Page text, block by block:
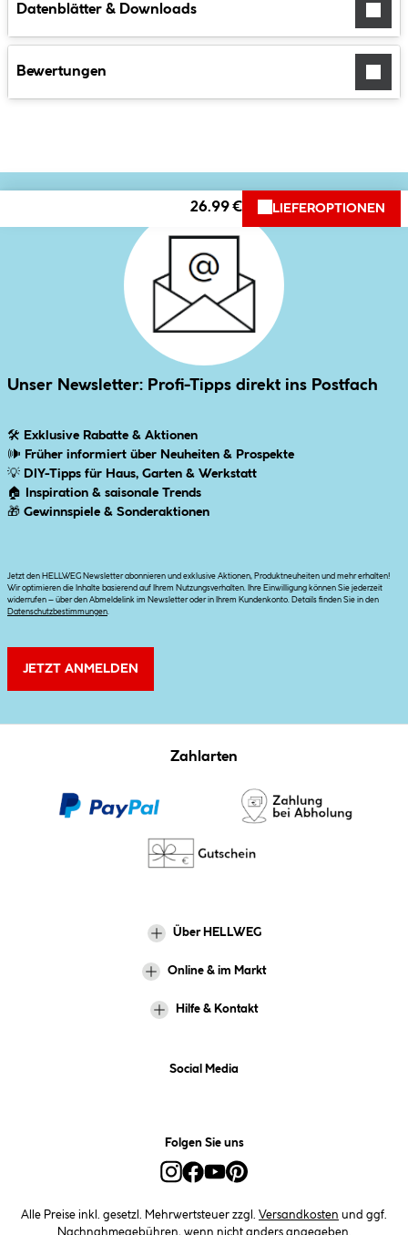
Datenblätter & Downloads
Bewertungen
26.99 € LIEFEROPTIONEN
Unser Newsletter: Profi-Tipps direkt ins Postfach
🛠 Exklusive Rabatte & Aktionen
🕪 Früher informiert über Neuheiten & Prospekte
💡 DIY-Tipps für Haus, Garten & Werkstatt
🏠
Inspiration & saisonale Trends
🎁 Gewinnspiele & Sonderaktionen
Jetzt den HELLWEG Newsletter abonnieren und exklusive Aktionen, Produktneuheiten und mehr erhalten!
Wir optimieren die Inhalte basierend auf Ihrem Nutzungsverhalten. Ihre Einwilligung können Sie jederzeit
widerrufen – über den Abmeldelink im Newsletter oder in Ihrem Kundenkonto. Details finden Sie in den
Datenschutzbestimmungen
JETZT ANMELDEN
Zahlarten
Über HELLWEG
Online & im Markt
Hilfe & Kontakt
Social Media
Folgen Sie uns
Alle Preise inkl. gesetzl. Mehrwertsteuer zzgl. Versandkosten und ggf.
Nachnahmegebühren, wenn nicht anders angegeben.